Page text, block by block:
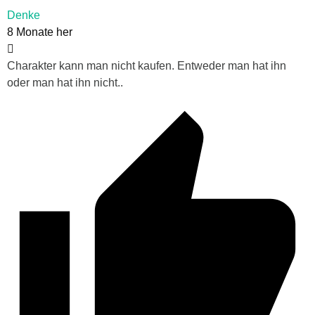
Denke
8 Monate her
Charakter kann man nicht kaufen. Entweder man hat ihn
oder man hat ihn nicht..